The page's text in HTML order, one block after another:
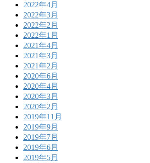
2022年4月
2022年3月
2022年2月
2022年1月
2021年4月
2021年3月
2021年2月
2020年6月
2020年4月
2020年3月
2020年2月
2019年11月
2019年9月
2019年7月
2019年6月
2019年5月